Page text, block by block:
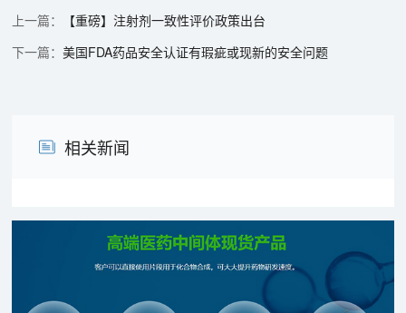
【重磅】注射剂一致性评价政策出台
美国FDA药品安全认证有瑕疵或现新的安全问题
相关新闻